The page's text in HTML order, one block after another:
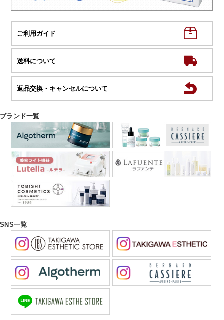
ご利用ガイド
送料について
返品交換・キャンセルについて
ブランド一覧
SNS一覧